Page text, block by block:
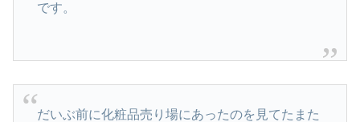
です。
だいぶ前に化粧品売り場にあったのを見てたまた